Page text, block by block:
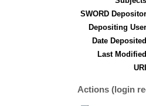
SWORD
Depositing
Date
Last
Actions (login